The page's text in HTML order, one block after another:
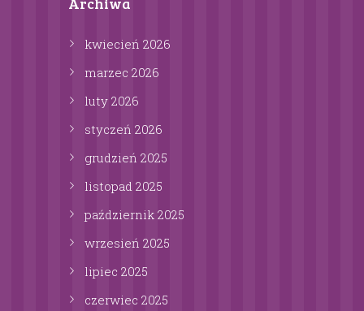
kwiecień 2026
marzec 2026
luty 2026
styczeń 2026
grudzień 2025
listopad 2025
październik 2025
wrzesień 2025
lipiec 2025
czerwiec 2025